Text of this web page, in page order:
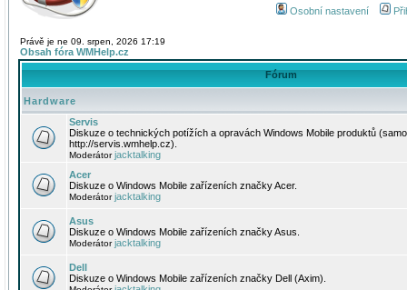
Osobní nastavení
Právě je ne 09. srpen, 2026 17:19
Obsah fóra WMHelp.cz
Fórum
Hardware
Servis
Diskuze o technických potížích a opravách Windows Mobile produktů
http://servis.wmhelp.cz).
Moderátorjacktalking
Acer
Diskuze o Windows Mobile zařízeních značky Acer.
Moderátorjacktalking
Asus
Diskuze o Windows Mobile zařízeních značky Asus.
Moderátorjacktalking
Dell
Diskuze o Windows Mobile zařízeních značky Dell (Axim).